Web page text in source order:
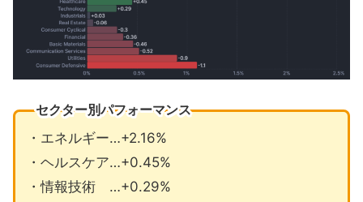
セクター別パフォーマンス
・エネルギー…+2.16%
・ヘルスケア…+0.45%
・情報技術 …+0.29%